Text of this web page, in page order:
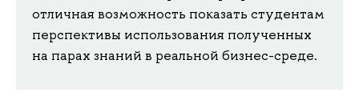
отличная возможность показать студентам
перспективы использования полученных
на парах знаний в реальной бизнес-среде.